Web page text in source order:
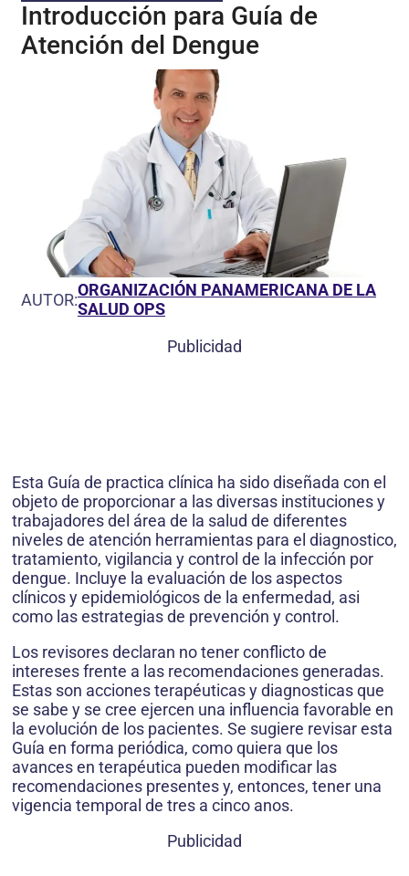
Introducción para Guía de
Atención del Dengue
AUTOR:ORGANIZACIÓN PANAMERICANA DE LA
SALUD OPS
Publicidad
Esta Guía de practica clínica ha sido diseñada con el
objeto de proporcionar a las diversas instituciones y
trabajadores del área de la salud de diferentes
niveles de atención herramientas para el diagnostico,
tratamiento, vigilancia y control de la infección por
dengue. Incluye la evaluación de los aspectos
clínicos y epidemiológicos de la enfermedad, asi
como las estrategias de prevención y control.
Los revisores declaran no tener conflicto de
intereses frente a las recomendaciones generadas.
Estas son acciones terapéuticas y diagnosticas que
se sabe y se cree ejercen una influencia favorable en
la evolución de los pacientes. Se sugiere revisar esta
Guía en forma periódica, como quiera que los
avances en terapéutica pueden modificar las
recomendaciones presentes y, entonces, tener una
vigencia temporal de tres a cinco anos.
Publicidad